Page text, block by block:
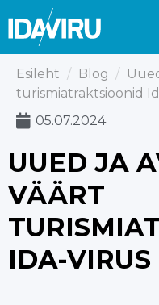
Esileht / Blog /
turismiatraktsioonid
05.07.2024
UUED JA
VÄÄRT
IDA-VIRUS